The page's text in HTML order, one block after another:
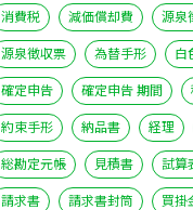
消費税
減価償却費
源泉
源泉徴収票
為替手形
白
確定申告
確定申告 期間
約束手形
納品書 経理
総勘定元帳
見積書
試算
請求書
請求書封筒
買掛